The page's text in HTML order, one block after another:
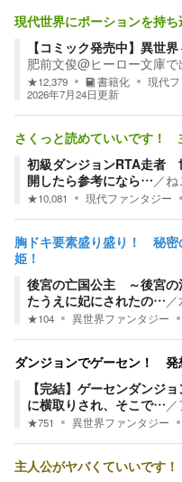
現代世界にポーションを持ち
【コミック発売中】異世
肥前文俊@ヒーロー文庫で
★12,379 書籍化 現代
2026年7月24日更新
さくっと読めていいです！
初級ダンジョンRTA走者
開したら参考になら…／
★10,081 現代ファンタジー
胸ドキ要素盛り盛り！ 秘密
姫！
後宮の亡国公主 ～後宮の
たうえに妃にされたの…／
★104 異世界ファンタジー
ダンジョンでゲーセン！ 発
【完結】ゲーセンダンジ
に横取りされ、そこで…／
★751 異世界ファンタジー
主人公がヤバくていいです！